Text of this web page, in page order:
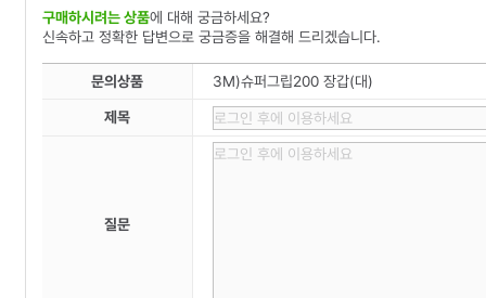
구매하시려는 상품에 대해 궁금하세요?
신속하고 정확한 답변으로 궁금증을 해결해 드리겠습니다.
문의상품 3M)슈퍼그립200 장갑(대)
제목
질문